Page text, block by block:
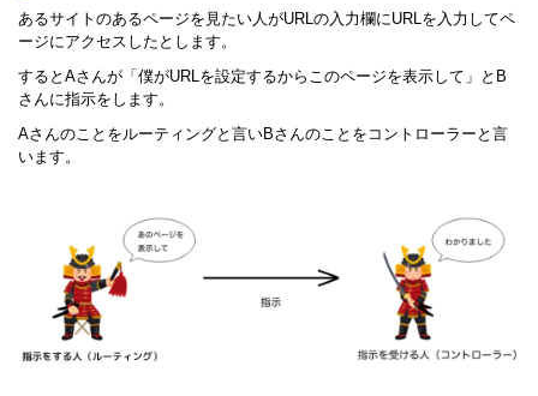
あるサイトのあるページを見たい人がURLの入力欄にURLを入力してペ
ージにアクセスしたとします。
するとAさんが「僕がURLを設定するからこのページを表示して」とB
さんに指示をします。
Aさんのことをルーティングと言いBさんのことをコントローラーと言
います。